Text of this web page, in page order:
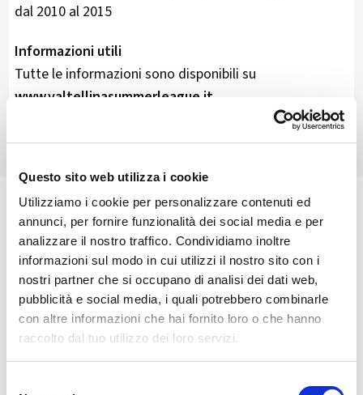
Questo sito web utilizza i cookie
Utilizziamo i cookie per personalizzare contenuti ed
annunci, per fornire funzionalità dei social media e per
analizzare il nostro traffico. Condividiamo inoltre
informazioni sul modo in cui utilizzi il nostro sito con i
nostri partner che si occupano di analisi dei dati web,
pubblicità e social media, i quali potrebbero combinarle
con altre informazioni che hai fornito loro o che hanno
raccolto dal tuo utilizzo dei loro servizi.
dal 2010 al 2015
Informazioni utili
Tutte le informazioni sono disponibili su
www.valtellinasummerleague.it
🏘️ Scopri il comune di
Chiesa In Valmalenco